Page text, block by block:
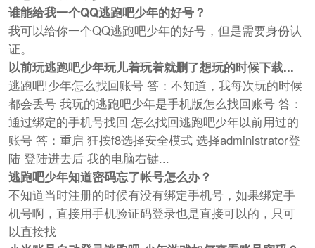
谁能给我一个QQ逃跑吧少年的好号？
我可以给你一个QQ逃跑吧少年的好号，但是需要身份认
证。
以前玩逃跑吧少年玩儿着玩着就删了想玩的时候下载...
逃跑吧!少年怎么找回账号 答：不知道，我每次玩的时候
都会丢号 我玩的逃跑吧少年是手机版怎么找回账号 答：
通过绑定的手机号找回 怎么找回逃跑吧少年以前用过的
账号 答：重启 狂按f8选择安全模式 选择administrator登
陆 登陆进去后 我的电脑右键...
逃跑吧少年知道密码忘了帐号怎么办？
不知道当时注册的时候有没有绑定手机号，如果绑定手
机号啊，直接用手机验证码登录也是直接可以的，只可
以直接找